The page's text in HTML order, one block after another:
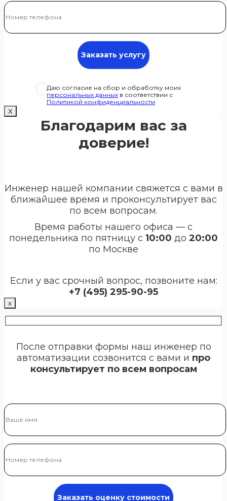
Даю согласие на сбор и обработку моих
персональных данных в соответствии с
Политикой конфиденциальности
Х
Благодарим вас за
доверие!
Инженер нашей компании свяжется с вами в
ближайшее время и проконсультирует вас
по всем вопросам.
Время работы нашего офиса — с
понедельника по пятницу с 10:00 до 20:00
по Москве
Если у вас срочный вопрос, позвоните нам:
+7 (495) 295-90-95
х
После отправки формы наш инженер по
автоматизации созвонится с вами и про
консультирует по всем вопросам